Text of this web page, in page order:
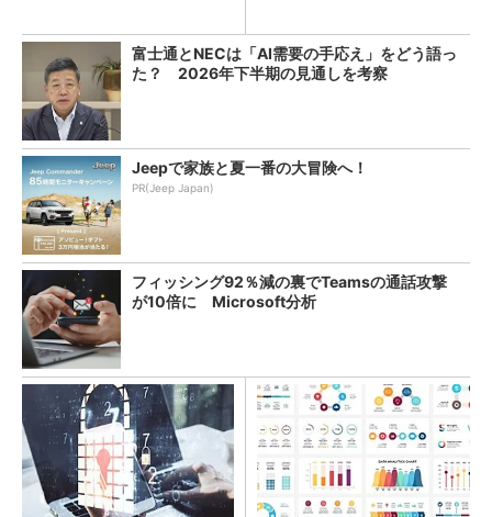
富士通とNECは「AI需要の手応え」をどう語っ
た？ 2026年下半期の見通しを考察
Jeepで家族と夏一番の大冒険へ！
PR(Jeep Japan)
フィッシング92％減の裏でTeamsの通話攻撃
が10倍に Microsoft分析